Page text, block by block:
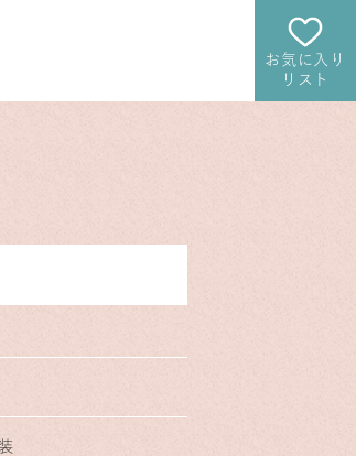
お気に入り
リスト